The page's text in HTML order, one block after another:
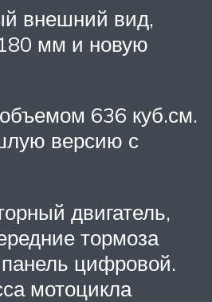
внешний вид,
мм и новую
636 куб.см.
версию с
двигатель,
тормоза
цифровой.
мотоцикла